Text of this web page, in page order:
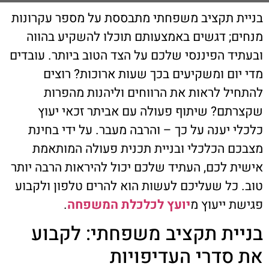
בניית תקציב משפחתי מתבססת על מספר עקרונות
מנחים; דגשים באמצעותם תוכלו להשקיע בהווה
ובעתיד הפיננסי שלכם על הצד הטוב ביותר. עובדים
מדי יום ומשקיעים בכך שעות ארוכות? רוצים
להתחיל לראות את הרווחים וליהנות מהפרות
שקצרתם? שיתוף פעולה עם אביתר זכאי יעוץ
כלכלי יענה על כך – והרבה מעבר. על ידי בחינת
מצבכם הכלכלי ובניית תכנית פעולה המותאמת
אישית לכם, העתיד שלכם יכול להיראות הרבה יותר
טוב. כל שעליכם לעשות הוא להרים טלפון ולקבוע
פגישת ייעוץ מיועץ לכלכלת המשפחה.
בניית תקציב משפחתי: לקבוע
את סדרי העדיפויות